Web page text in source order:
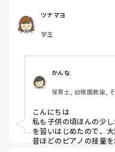
にもこんな苦戦してる
保育士になって弾かなき
ます😭
安です、
ツナマヨ
学生
かんな
保育士, 幼稚園教諭,
こんにちは
私も子供の頃ほんの少
を習いはじめたので、
昔ほどのピアノの技量